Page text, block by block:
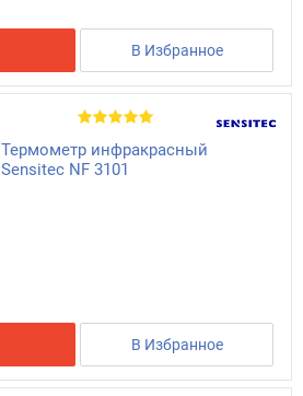
В Избранное
Термометр инфракрасный
Sensitec NF 3101
В Избранное